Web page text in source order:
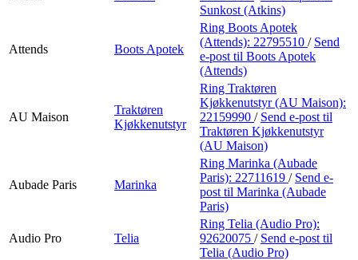
Sunkost (Atkins)
Attends Boots Apotek
Ring Boots Apotek
(Attends): 22795510 / Send
e-post til Boots Apotek
(Attends)
AU Maison
Traktøren
Kjøkkenutstyr
Ring Traktøren
Kjøkkenutstyr (AU Maison):
22159990 / Send e-post til
Traktøren Kjøkkenutstyr
(AU Maison)
Aubade Paris Marinka
Ring Marinka (Aubade
Paris): 22711619 / Send e-
post til Marinka (Aubade
Paris)
Audio Pro Telia
Ring Telia (Audio Pro):
92620075 / Send e-post til
Telia (Audio Pro)